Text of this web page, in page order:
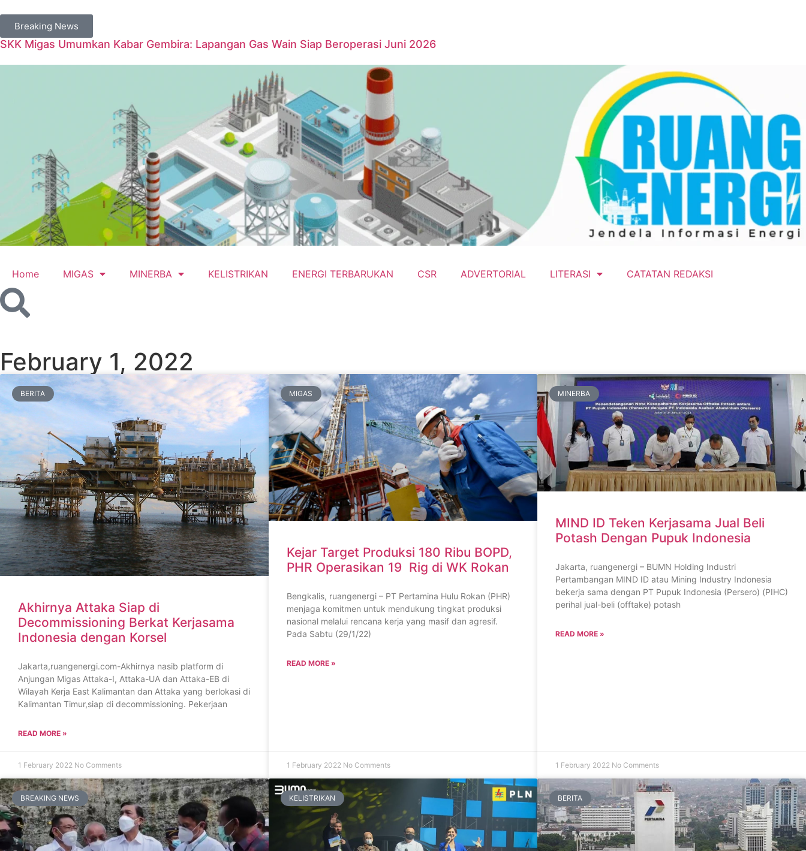
Breaking News
SKK Migas Umumkan Kabar Gembira: Lapangan Gas Wain Siap Beroperasi Juni 2026
Home MIGAS MINERBA KELISTRIKAN ENERGI TERBARUKAN CSR ADVERTORIAL LITERASI CATATAN REDAKSI
February 1, 2022
BERITA
Akhirnya Attaka Siap di
Decommissioning Berkat Kerjasama
Indonesia dengan Korsel
Jakarta,ruangenergi.com-Akhirnya nasib platform di
Anjungan Migas Attaka-I, Attaka-UA dan Attaka-EB di
Wilayah Kerja East Kalimantan dan Attaka yang berlokasi di
Kalimantan Timur,siap di decommissioning. Pekerjaan
READ MORE »
1 February 2022 No Comments
MIGAS
Kejar Target Produksi 180 Ribu BOPD,
PHR Operasikan 19 Rig di WK Rokan
Bengkalis, ruangenergi – PT Pertamina Hulu Rokan (PHR)
menjaga komitmen untuk mendukung tingkat produksi
nasional melalui rencana kerja yang masif dan agresif.
Pada Sabtu (29/1/22)
READ MORE »
1 February 2022 No Comments
MINERBA
MIND ID Teken Kerjasama Jual Beli
Potash Dengan Pupuk Indonesia
Jakarta, ruangenergi – BUMN Holding Industri
Pertambangan MIND ID atau Mining Industry Indonesia
bekerja sama dengan PT Pupuk Indonesia (Persero) (PIHC)
perihal jual-beli (offtake) potash
READ MORE »
1 February 2022 No Comments
BREAKING NEWS KELISTRIKAN BERITA